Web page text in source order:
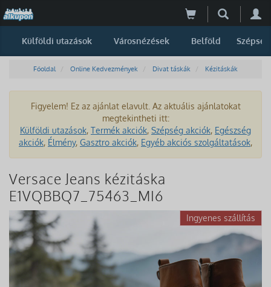
Külföldi utazások Városnézések Belföld Szépség
Főoldal Online Kedvezmények Divat táskák Kézitáskák
Figyelem! Ez az ajánlat elavult. Az aktuális ajánlatokat
megtekintheti itt:
Külföldi utazások, Termék akciók, Szépség akciók, Egészség
akciók, Élmény, Gasztro akciók, Egyéb akciós szolgáltatások,
Versace Jeans kézitáska
E1VQBBQ7_75463_MI6
Ingyenes szállítás